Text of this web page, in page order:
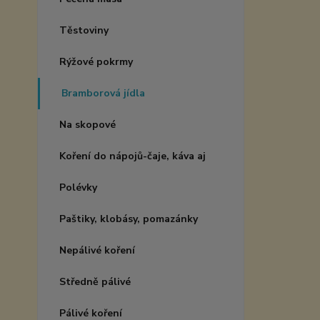
Těstoviny
Rýžové pokrmy
Bramborová jídla
Na skopové
Koření do nápojů-čaje, káva aj
Polévky
Paštiky, klobásy, pomazánky
Nepálivé koření
Středně pálivé
Pálivé koření